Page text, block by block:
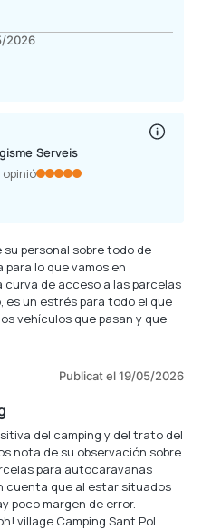
2026
opinió
Serveis
personal sobre todo de
vamos en
de acceso a las parcelas
es un estrés para todo el que
vehículos que pasan y que
Publicat el 19/05/2026
del camping y del trato del
nota de su observación sobre
para autocaravanas
cuenta que al estar situados
poco margen de error.
village Camping Sant Pol